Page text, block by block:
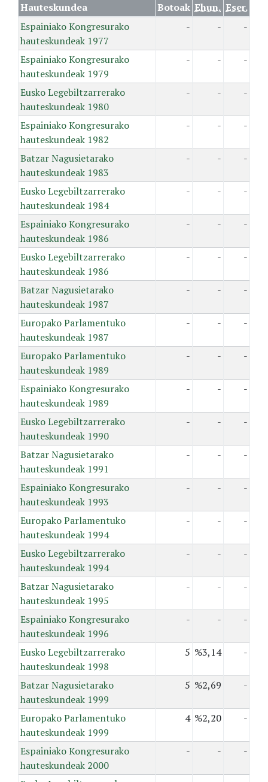
Hauteskundea Botoak Ehun. Eser.
Espainiako Kongresurako
hauteskundeak 1977
- - -
Espainiako Kongresurako
hauteskundeak 1979
- - -
Eusko Legebiltzarrerako
hauteskundeak 1980
- - -
Espainiako Kongresurako
hauteskundeak 1982
- - -
Batzar Nagusietarako
hauteskundeak 1983
- - -
Eusko Legebiltzarrerako
hauteskundeak 1984
- - -
Espainiako Kongresurako
hauteskundeak 1986
- - -
Eusko Legebiltzarrerako
hauteskundeak 1986
- - -
Batzar Nagusietarako
hauteskundeak 1987
- - -
Europako Parlamentuko
hauteskundeak 1987
- - -
Europako Parlamentuko
hauteskundeak 1989
- - -
Espainiako Kongresurako
hauteskundeak 1989
- - -
Eusko Legebiltzarrerako
hauteskundeak 1990
- - -
Batzar Nagusietarako
hauteskundeak 1991
- - -
Espainiako Kongresurako
hauteskundeak 1993
- - -
Europako Parlamentuko
hauteskundeak 1994
- - -
Eusko Legebiltzarrerako
hauteskundeak 1994
- - -
Batzar Nagusietarako
hauteskundeak 1995
- - -
Espainiako Kongresurako
hauteskundeak 1996
- - -
Eusko Legebiltzarrerako
hauteskundeak 1998
5 %3,14 -
Batzar Nagusietarako
hauteskundeak 1999
5 %2,69 -
Europako Parlamentuko
hauteskundeak 1999
4 %2,20 -
Espainiako Kongresurako
hauteskundeak 2000
- - -